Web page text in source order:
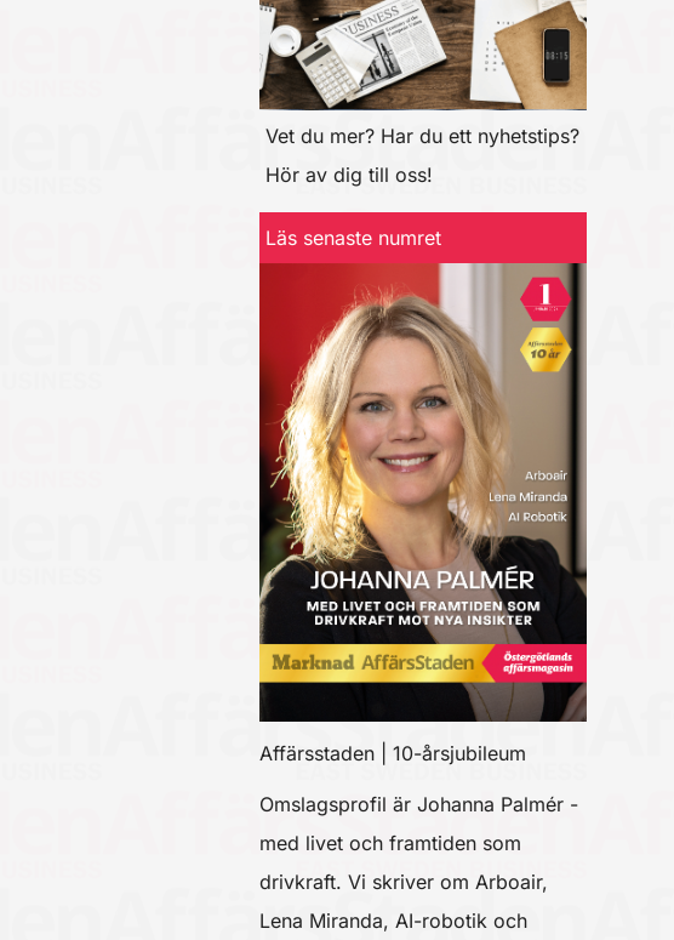
Vet du mer? Har du ett nyhetstips?
Hör av dig till oss!
Läs senaste numret
Affärsstaden | 10-årsjubileum
Omslagsprofil är Johanna Palmér -
med livet och framtiden som
drivkraft. Vi skriver om Arboair,
Lena Miranda, AI-robotik och